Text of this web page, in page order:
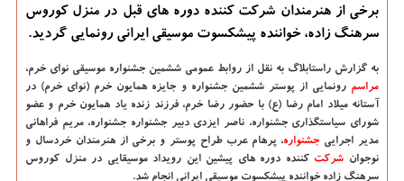
برخی از هنرمندان شركت كننده دوره های قبل در منزل كوروس
سرهنگ زاده، خواننده پیشكسوت موسیقی ایرانی رونمایی گردید.
به گزارش راستابلاگ به نقل از روابط عمومی ششمین جشنواره موسیقی نوای خرم،
مراسم رونمایی از پوستر ششمین جشنواره و جایزه همایون خرم (نوای خرم) در
آستانه میلاد امام رضا (ع) با حضور رضا خرم، فرزند زنده یاد همایون خرم و عضو
شورای سیاستگذاری جشنواره، ناصر ایزدی دبیر جشنواره جشنواره، مریم فراهانی
مدیر اجرایی جشنواره، پرهام عرب طراح پوستر و برخی از هنرمندان خردسال و
نوجوان شركت كننده دوره های پیشین این رویداد موسیقایی در منزل كوروس
سرهنگ زاده خواننده پیشكسوت موسیقی ایرانی انجام شد.